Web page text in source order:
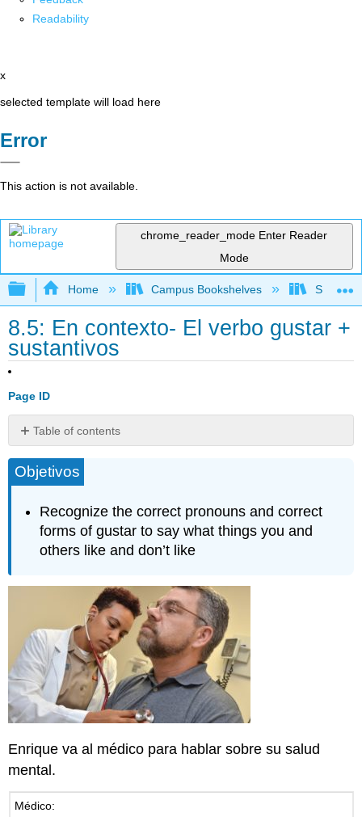
Readability
x
selected template will load here
Error
This action is not available.
chrome_reader_mode Enter Reader
Mode
Expand/collapse global hierarchy
Home Campus Bookshelves Skyline
8.5: En contexto- El verbo gustar +
sustantivos
Page ID
Table of contents
de
análisis:
Preguntas
análisis:
Attributions
Objetivos
Recognize the correct pronouns and correct
forms of gustar to say what things you and
others like and don’t like
Enrique va al médico para hablar sobre su salud
mental.
Médico: